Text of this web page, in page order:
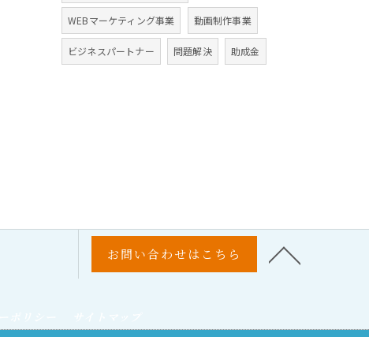
WEBマーケティング事業 動画制作事業
ビジネスパートナー 問題解決 助成金
お問い合わせはこちら